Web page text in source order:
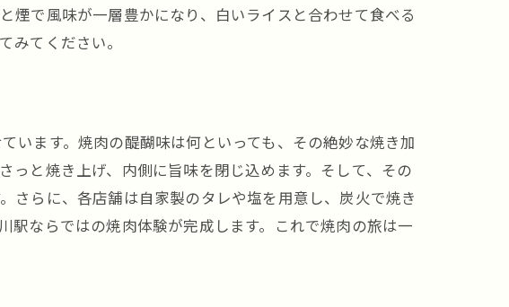
煙で風味が一層豊かになり、白いライスと合わせて食べる
みてください。
います。焼肉の醍醐味は何といっても、その絶妙な焼き加
と焼き上げ、内側に旨味を閉じ込めます。そして、その
さらに、各店舗は自家製のタレや塩を用意し、炭火で焼き
駅ならではの焼肉体験が完成します。これで焼肉の旅は一